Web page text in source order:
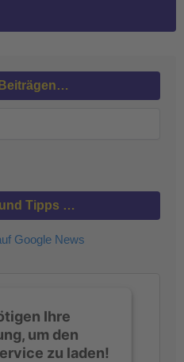
Tipps …
Ihre
um den
zu laden!